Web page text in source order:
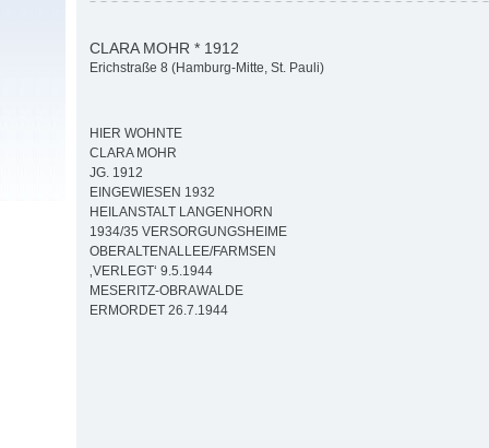
CLARA MOHR * 1912
Erichstraße 8 (Hamburg-Mitte, St. Pauli)
HIER WOHNTE
CLARA MOHR
JG. 1912
EINGEWIESEN 1932
HEILANSTALT LANGENHORN
1934/35 VERSORGUNGSHEIME
OBERALTENALLEE/FARMSEN
‚VERLEGT‘ 9.5.1944
MESERITZ-OBRAWALDE
ERMORDET 26.7.1944